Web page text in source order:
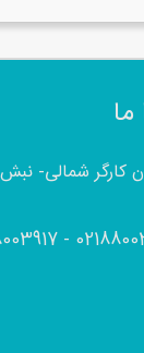
کارگر شمالی-
-